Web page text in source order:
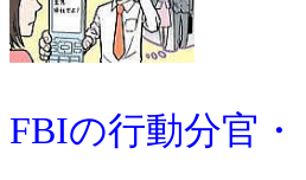
FBIの行動分官